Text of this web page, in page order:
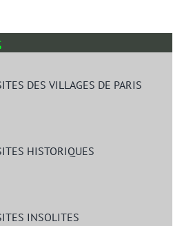
DES VILLAGES DE PARIS
HISTORIQUES
INSOLITES